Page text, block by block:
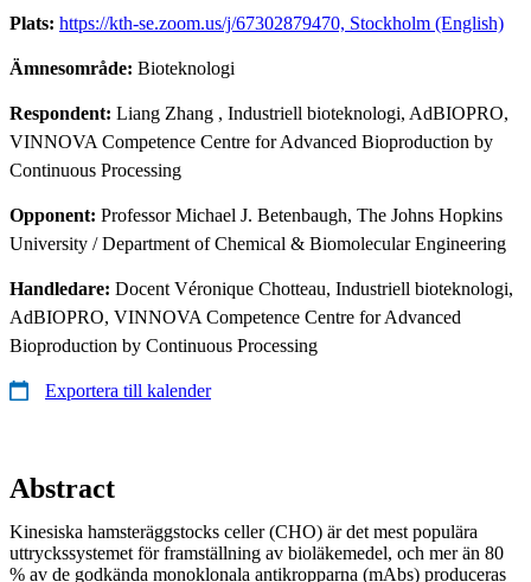
Plats: https://kth-se.zoom.us/j/67302879470, Stockholm (English)
Ämnesområde: Bioteknologi
Respondent: Liang Zhang , Industriell bioteknologi, AdBIOPRO,
VINNOVA Competence Centre for Advanced Bioproduction by
Continuous Processing
Opponent: Professor Michael J. Betenbaugh, The Johns Hopkins
University / Department of Chemical & Biomolecular Engineering
Handledare: Docent Véronique Chotteau, Industriell bioteknologi,
AdBIOPRO, VINNOVA Competence Centre for Advanced
Bioproduction by Continuous Processing
Exportera till kalender
Abstract
Kinesiska hamsteräggstocks celler (CHO) är det mest populära
uttryckssystemet för framställning av bioläkemedel, och mer än 80
% av de godkända monoklonala antikropparna (mAbs) produceras